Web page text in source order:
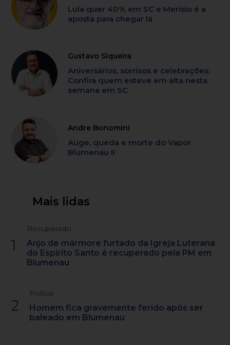
Lula quer 40% em SC e Merísio é a
aposta para chegar lá
Gustavo Siqueira
Aniversários, sorrisos e celebrações:
Confira quem esteve em alta nesta
semana em SC
Andre Bonomini
Auge, queda e morte do Vapor
Blumenau II
Mais lidas
1
Recuperado
Anjo de mármore furtado da Igreja Luterana
do Espírito Santo é recuperado pela PM em
Blumenau
2
Polícia
Homem fica gravemente ferido após ser
baleado em Blumenau